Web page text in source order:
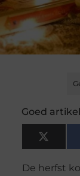
Goed
X
De herfst